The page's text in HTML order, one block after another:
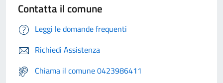
Contatta il comune
Leggi le domande frequenti
Richiedi Assistenza
Chiama il comune 0423986411